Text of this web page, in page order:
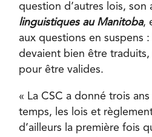
question d’autres lois,
linguistiques au Manitoba,
aux questions en suspens
devaient bien être
pour être valides.
« La CSC a donné trois
temps, les lois et
d’ailleurs la première fois